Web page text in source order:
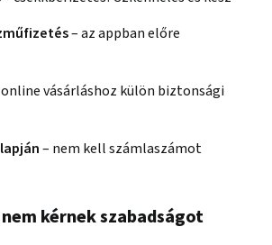
– az appban előre
vásárláshoz külön biztonsági
– nem kell számlaszámot
kérnek szabadságot